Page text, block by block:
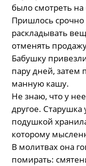
было смотреть
Пришлось срочно
раскладывать
отменять
Бабушку
пару дней, затем
манную кашу.
Не знаю, что у
другое. Старушка
подушкой
которому
В молитвах она
помирать: